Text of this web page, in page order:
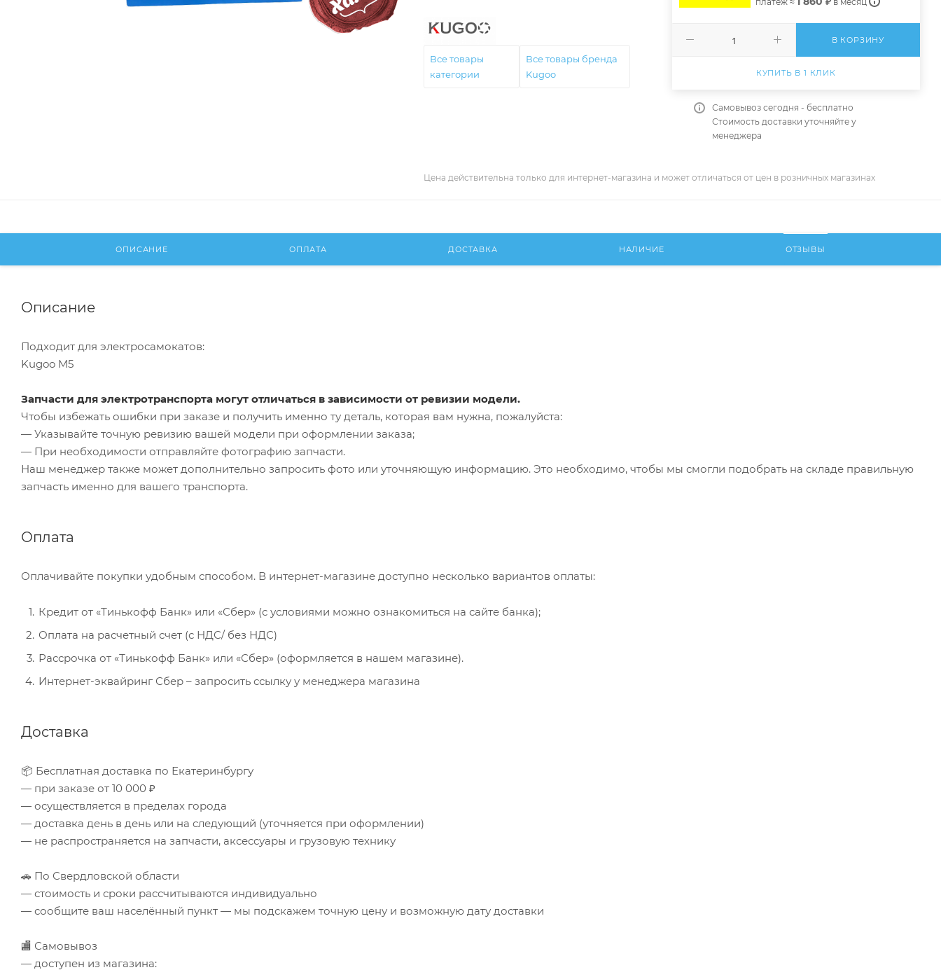
Все товары
категории
Все товары бренда
Kugoo
В КОРЗИНУ
КУПИТЬ В 1 КЛИК
Самовывоз сегодня - бесплатно
Стоимость доставки уточняйте у
менеджера
Цена действительна только для интернет-магазина и может отличаться от цен в розничных магазинах
ОПИСАНИЕ ОПЛАТА ДОСТАВКА НАЛИЧИЕ ОТЗЫВЫ
Описание
Подходит для электросамокатов:
Kugoo M5
Запчасти для электротранспорта могут отличаться в зависимости от ревизии модели.
Чтобы избежать ошибки при заказе и получить именно ту деталь, которая вам нужна, пожалуйста:
— Указывайте точную ревизию вашей модели при оформлении заказа;
— При необходимости отправляйте фотографию запчасти.
Наш менеджер также может дополнительно запросить фото или уточняющую информацию. Это необходимо, чтобы мы смогли подобрать на складе правильную
запчасть именно для вашего транспорта.
Оплата
Оплачивайте покупки удобным способом. В интернет-магазине доступно несколько вариантов оплаты:
Кредит от «Тинькофф Банк» или «Сбер» (с условиями можно ознакомиться на сайте банка);
Оплата на расчетный счет (с НДС/ без НДС)
Рассрочка от «Тинькофф Банк» или «Сбер» (оформляется в нашем магазине).
Интернет-эквайринг Сбер – запросить ссылку у менеджера магазина
Доставка
📦 Бесплатная доставка по Екатеринбургу
— при заказе от 10 000 ₽
— осуществляется в пределах города
— доставка день в день или на следующий (уточняется при оформлении)
— не распространяется на запчасти, аксессуары и грузовую технику
🚗 По Свердловской области
— стоимость и сроки рассчитываются индивидуально
— сообщите ваш населённый пункт — мы подскажем точную цену и возможную дату доставки
🏬 Самовывоз
— доступен из магазина: